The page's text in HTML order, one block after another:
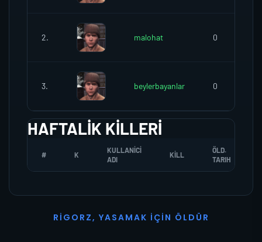
2. malohat 0
3. beylerbayanlar 0
HAFTALIK KILLERI
# K
KULLANICI
ADI
KILL
ÖLD.
TARIH
R I G O R Z, YASAMAK İ ÇI N Ö L D Ü R